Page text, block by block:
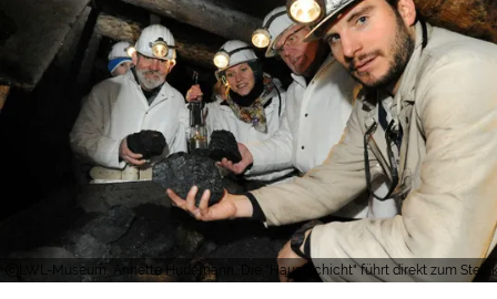
LWL-Museum, Annette Hudemann, Die "Hauerschicht" führt direkt zum